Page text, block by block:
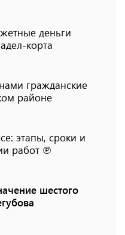
деньги
корта
гражданские
районе
этапы, сроки и
работ ℗
шестого